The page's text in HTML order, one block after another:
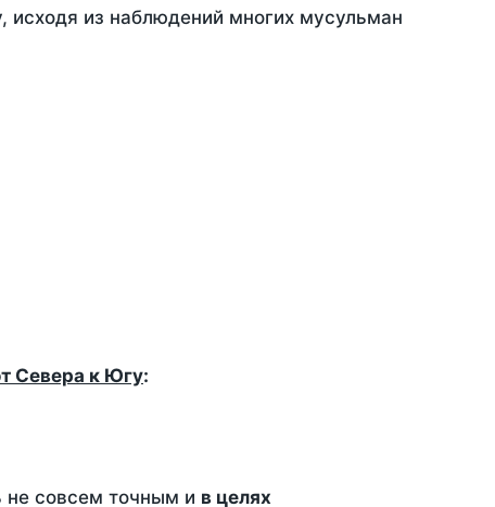
исходя из наблюдений многих мусульман
Севера к Югу:
не совсем точным и в целях